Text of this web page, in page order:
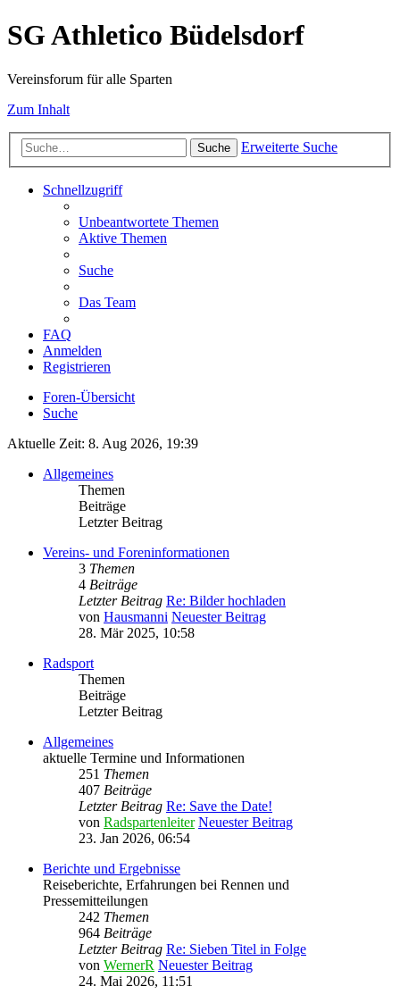
SG Athletico Büdelsdorf
Vereinsforum für alle Sparten
Zum Inhalt
Suche Erweiterte Suche
Schnellzugriff
Unbeantwortete Themen
Aktive Themen
Suche
Das Team
FAQ
Anmelden
Registrieren
Foren-Übersicht
Suche
Aktuelle Zeit: 8. Aug 2026, 19:39
Allgemeines
Themen
Beiträge
Letzter Beitrag
Vereins- und Foreninformationen
3 Themen
4 Beiträge
Letzter Beitrag Re: Bilder hochladen
von Hausmanni Neuester Beitrag
28. Mär 2025, 10:58
Radsport
Themen
Beiträge
Letzter Beitrag
Allgemeines
aktuelle Termine und Informationen
251 Themen
407 Beiträge
Letzter Beitrag Re: Save the Date!
von Radspartenleiter Neuester Beitrag
23. Jan 2026, 06:54
Berichte und Ergebnisse
Reiseberichte, Erfahrungen bei Rennen und
Pressemitteilungen
242 Themen
964 Beiträge
Letzter Beitrag Re: Sieben Titel in Folge
von WernerR Neuester Beitrag
24. Mai 2026, 11:51